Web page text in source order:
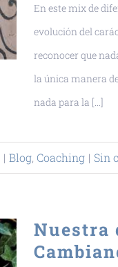
En este mix de
evolución del
reconocer que
la única manera
nada para la [...]
| Blog, Coaching | Sin
Nuestra